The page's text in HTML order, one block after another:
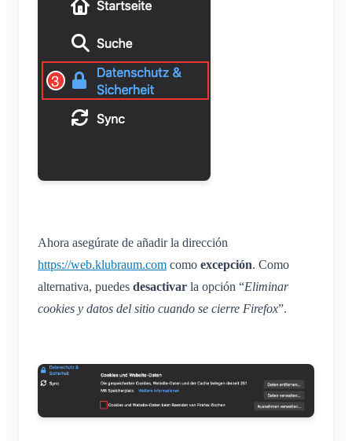
Ahora asegúrate de añadir la dirección
https://web.klubraum.com como excepción. Como
alternativa, puedes desactivar la opción “Eliminar
cookies y datos del sitio cuando se cierre Firefox”.